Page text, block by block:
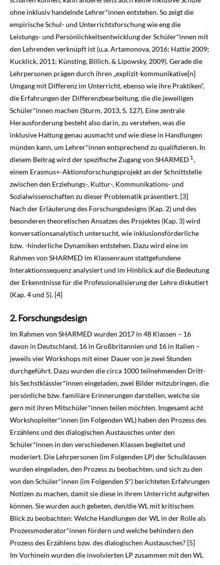
ohne inklusiv handelnde Lehrer*innen entstehen. So zeigt die
empirische Schul- und Unterrichtsforschung wie eng die
Leistungs- und Persönlich­keitsentwicklung der Schüler*innen mit
den Lehrenden verknüpft ist (u.a. Artamonova, 2016; Hattie 2009;
Kucklick, 2011; Künsting, Billich, & Lipowsky, 2009). Gerade die
Lehrpersonen prägen durch ihren „explizit-kommunikative[n]
Umgang mit Differenz im Unter­richt, ebenso wie ihre Praktiken“,
die Erfahrungen der Differenzbearbeitung, die die jeweiligen
Schüler*innen machen (Sturm, 2013, S. 127). Eine zentrale
Herausforderung besteht also darin, zu verstehen, was die
inklusive Haltung genau ausmacht und wie diese in Handlungen
münden kann, um Lehrer*innen entsprechend zu qualifizieren. In
diesem Beitrag wird der spezifische Zugang von SHARMED 1 ,
einem Erasmus+-Aktionsforschungsprojekt an der Schnittstelle
zwischen den Erziehungs-, Kultur-, Kommunikations- und
Sozialwissenschaften zu dieser Problematik prä­sen­tiert. [3]
Nach der Erläuterung des Forschungsdesigns (Kap. 2) und des
besonderen theoretischen An­satzes des Projektes (Kap. 3) wird
konversationsanalytisch untersucht, wie inklusions­förderliche
bzw. -hinderliche Dynamiken entstehen. Dazu wird eine im
Rahmen von SHARMED im Klassen­raum stattgefundene
Interaktionssequenz analysiert und im Hinblick auf die Bedeutung
der Er­kenntnisse für die Professionalisierung der Lehre diskutiert
(Kap. 4 und 5). [4]
Forschungsdesign
Im Rahmen von SHARMED wurden 2017 in 48 Klassen – 16
davon in Deutschland, 16 in Groß­britannien und 16 in Italien –
jeweils vier Workshops mit einer Dauer von je zwei Stunden
durchgeführt. Dazu wurden die circa 1000 teilnehmenden Dritt-
bis Sechstklässler*innen eingeladen, zwei Bilder mitzubringen, die
persönliche bzw. familiäre Erinnerungen darstellen, welche sie
gern mit ihren Mitschüler*innen teilen möchten. Insgesamt acht
Workshop­leiter*innen (im Folgenden WL) haben den Prozess des
Erzählens und des dialogischen Austausches unter den
Schüler*innen in den verschiedenen Klassen begleitet und
moderiert. Die Lehrpersonen (im Folgenden LP) der Schulklassen
wurden eingeladen, den Prozess zu beobachten, und sich zu den
von den Schüler*innen (im Folgenden S*) berichteten Erfahrungen
Notizen zu machen, damit sie diese in ihrem Unterricht aufgreifen
können. Sie wurden auch gebeten, den/die WL mit kritischem
Blick zu beobachten: Welche Handlungen der WL in der Rolle als
Prozess­mo­derator*innen fördern und welche behindern den
Prozess des Erzählens bzw. des dialogischen Austausches? [5]
Im Vorhinein wurden die involvierten LP zusammen mit den WL